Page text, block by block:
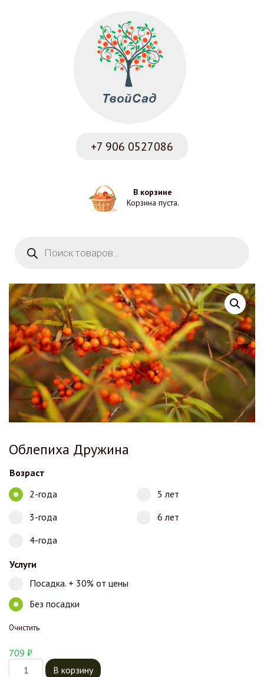
+7 906 0527086
В корзине
Корзина пуста.
Облепиха Дружина
Возраст
2-года
3-года
4-года
5 лет
6 лет
Услуги
Посадка. + 30% от цены
Без посадки
Очистить
709 ₽
Количество товара Облепиха Дружина
В корзину